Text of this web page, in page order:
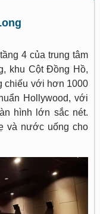
4 của trung tâm
khu Cột Đồng Hồ,
chiếu với hơn 1000
Hollywood, với
hình lớn sắc nét.
và nước uống cho